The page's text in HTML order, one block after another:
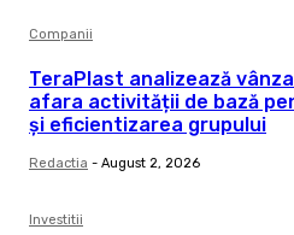
Companii
TeraPlast analizează
afara activității de bază
și eficientizarea grupului
Redactia - August 2, 2026
Investitii